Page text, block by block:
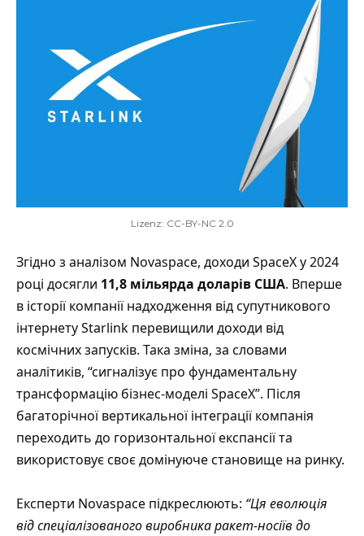
Lizenz: CC-BY-NC 2.0
Згідно з аналізом Novaspace, доходи SpaceX у 2024
році досягли 11,8 мільярда доларів США. Вперше
в історії компанії надходження від супутникового
інтернету Starlink перевищили доходи від
космічних запусків. Така зміна, за словами
аналітиків, “сигналізує про фундаментальну
трансформацію бізнес-моделі SpaceX”. Після
багаторічної вертикальної інтеграції компанія
переходить до горизонтальної експансії та
використовує своє домінуюче становище на ринку.
Експерти Novaspace підкреслюють: “Ця еволюція
від спеціалізованого виробника ракет-носіїв до